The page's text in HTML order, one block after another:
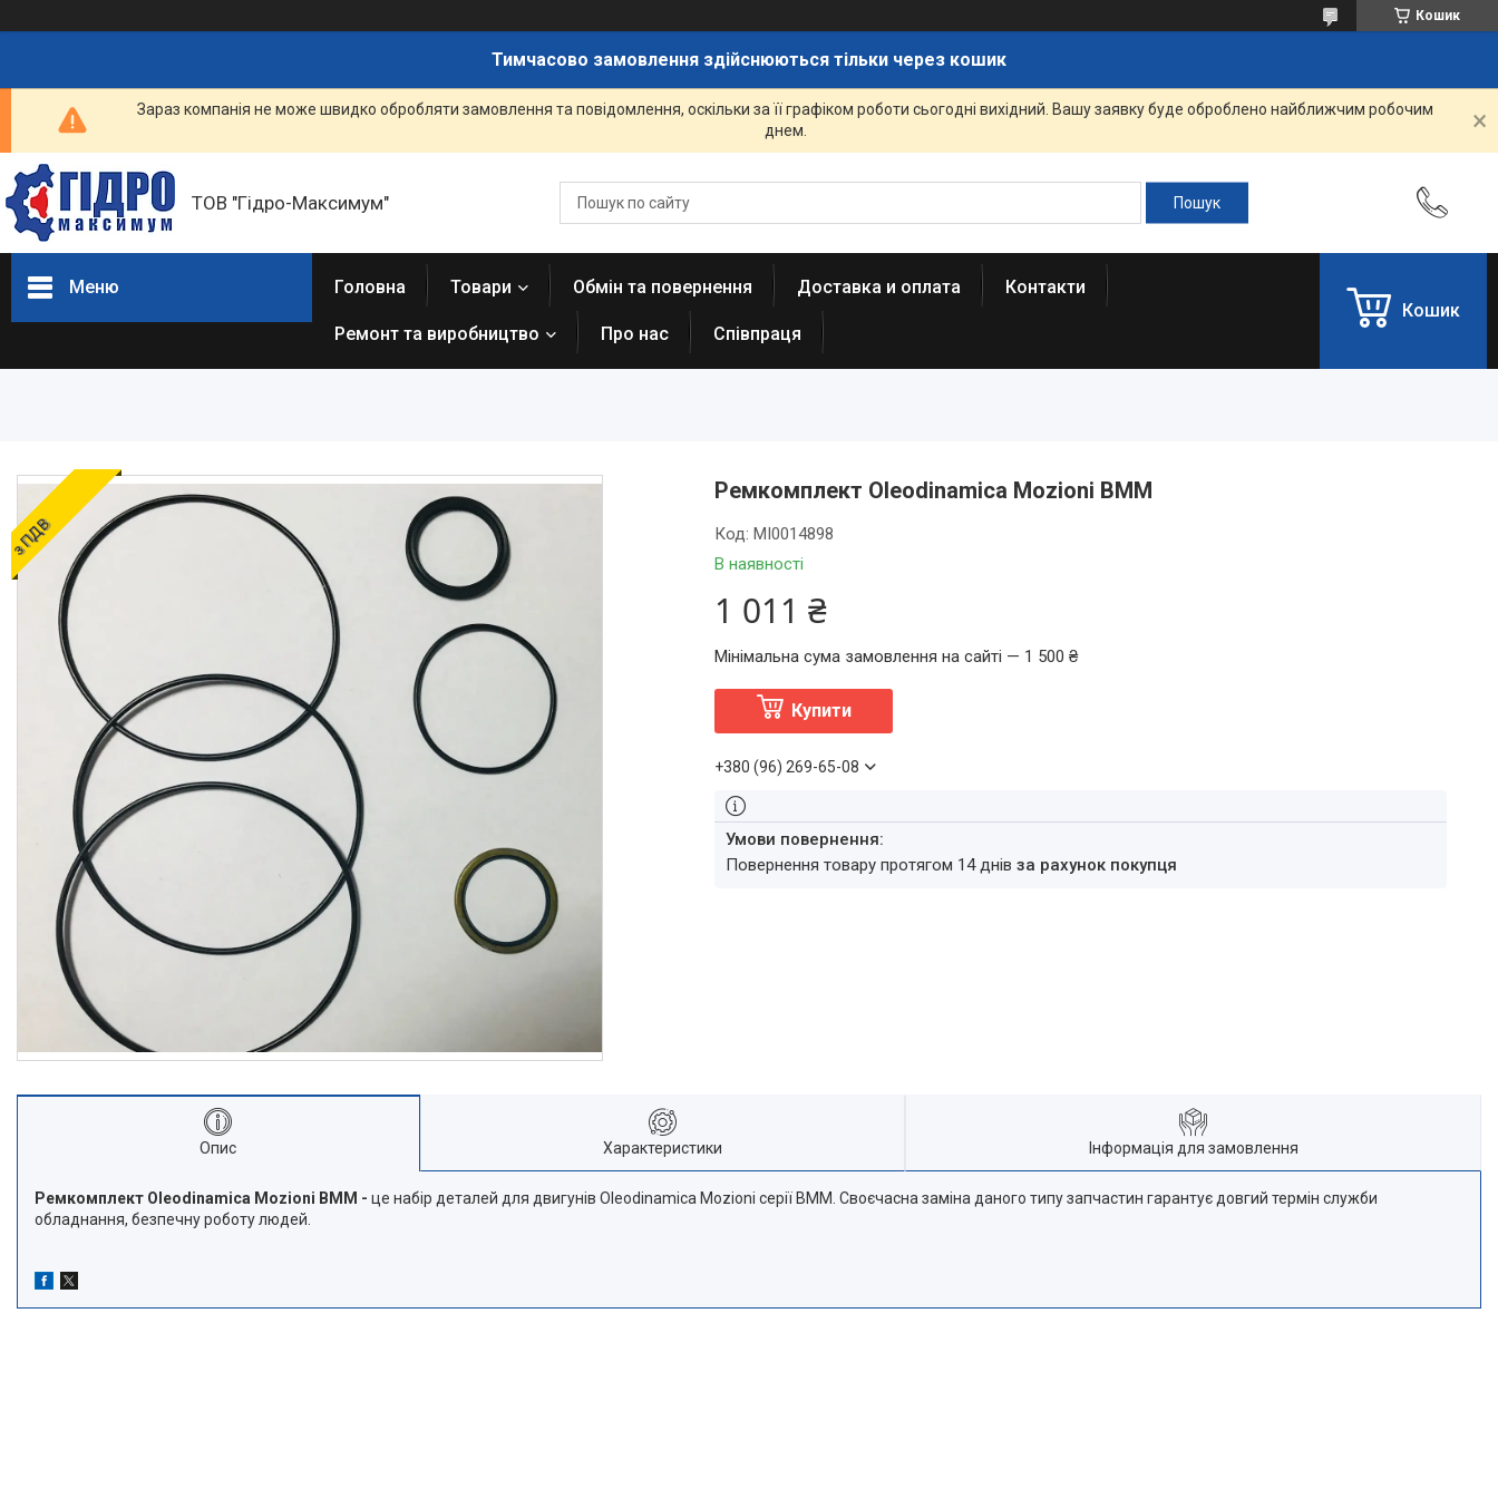
Кошик
Тимчасово замовлення здійснюються тільки через кошик
Зараз компанія не може швидко обробляти замовлення та повідомлення, оскільки за її графіком роботи сьогодні вихідний. Вашу заявку буде оброблено найближчим робочим
днем.
ТОВ "Гідро-Максимум"
Меню
ПНЕВМАТИКА
ОЛИВИ ТА МАСТИЛА
ДІАГНОСТИЧНІ І
КОНТРОЛЬНО-
ВИМІРЮВАЛЬНІ ПРИЛАДИ
Запчастин до
сільгосптехніки
ЗАПЧАСТИНИ ДЛЯ
БУДІВЕЛЬНОЇ І
ДОРОЖНЬОГО ТЕХНІКИ
Запчастини до
навантажувачів
Головна Товари Обмін та повернення Доставка и оплата Контакти
Ремонт та виробництво Про нас Співпраця
Кошик
з ПДВ
Ремкомплект Oleodinamica Mozioni BMM
В наявності
Код:MI0014898
1 011 ₴
Мінімальна сума замовлення на сайті — 1 500 ₴
Купити
+380 (96) 269-65-08
повернення товару протягом 14 днівза рахунок покупця
Опис Характеристики Інформація для замовлення
Ремкомплект Oleodinamica Mozioni BMM - це набір деталей для двигунів Oleodinamica Mozioni серії BMM. Своєчасна заміна даного типу запчастин гарантує довгий термін служби
обладнання, безпечну роботу людей.